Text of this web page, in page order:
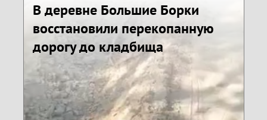
В деревне Большие Борки
восстановили перекопанную
дорогу до кладбища